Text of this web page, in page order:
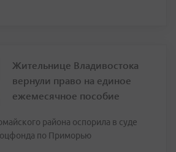
Жительнице Владивостока
вернули право на единое
ежемесячное пособие
района оспорила в суде
по Приморью